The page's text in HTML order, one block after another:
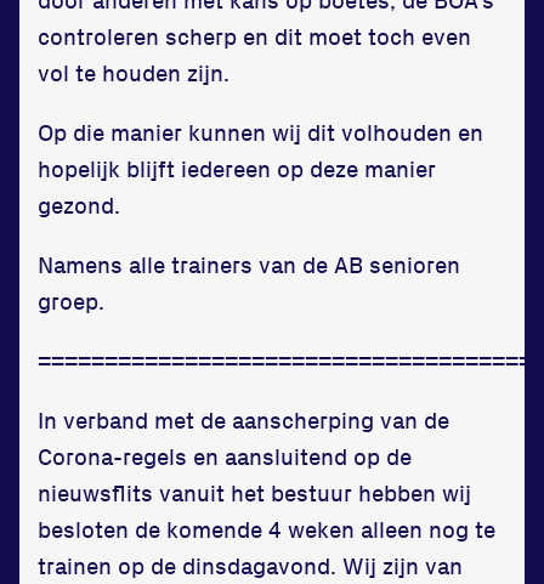
controleren scherp en dit moet toch even
vol te houden zijn.
Op die manier kunnen wij dit volhouden en
hopelijk blijft iedereen op deze manier
gezond.
Namens alle trainers van de AB senioren
groep.
In verband met de aanscherping van de
Corona-regels en aansluitend op de
nieuwsflits vanuit het bestuur hebben wij
besloten de komende 4 weken alleen nog te
trainen op de dinsdagavond. Wij zijn van